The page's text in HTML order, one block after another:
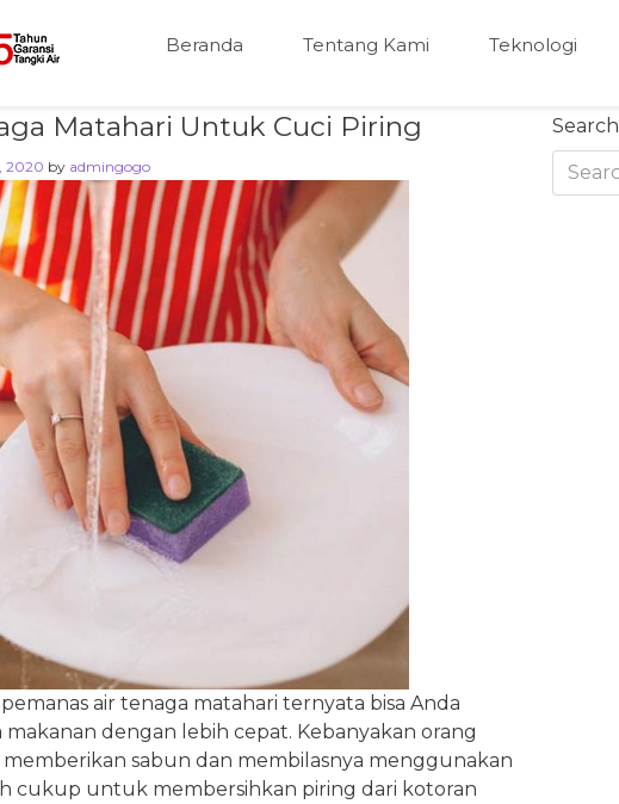
Beranda Tentang Kami Teknologi
Matahari Untuk Cuci Piring
2020 by admingogo
air tenaga matahari ternyata bisa Anda
dengan lebih cepat. Kebanyakan orang
sabun dan membilasnya menggunakan
cukup untuk membersihkan piring dari kotoran
Search